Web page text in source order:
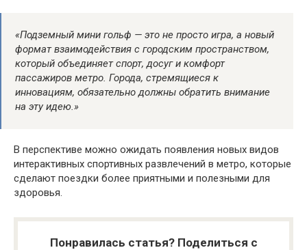
«Подземный мини гольф — это не просто игра, а новый
формат взаимодействия с городским пространством,
который объединяет спорт, досуг и комфорт
пассажиров метро. Города, стремящиеся к
инновациям, обязательно должны обратить внимание
на эту идею.»
В перспективе можно ожидать появления новых видов
интерактивных спортивных развлечений в метро, которые
сделают поездки более приятными и полезными для
здоровья.
Понравилась статья? Поделиться с